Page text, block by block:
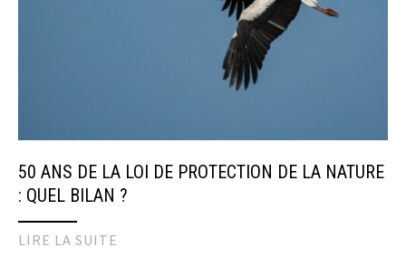
50 ANS DE LA LOI DE PROTECTION DE LA NATURE
: QUEL BILAN ?
LIRE LA SUITE